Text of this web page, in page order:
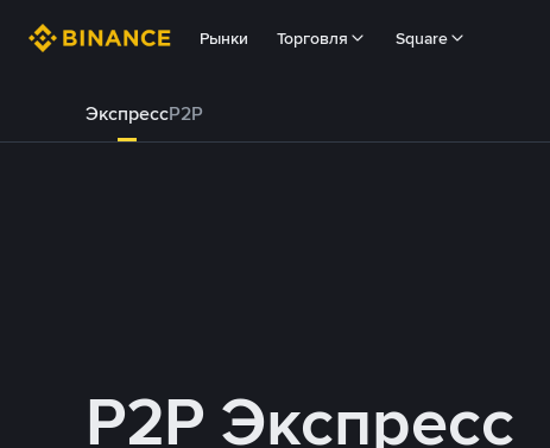
Рынки Торговля Square
ЭкспрессP2P
P2P Экспресс